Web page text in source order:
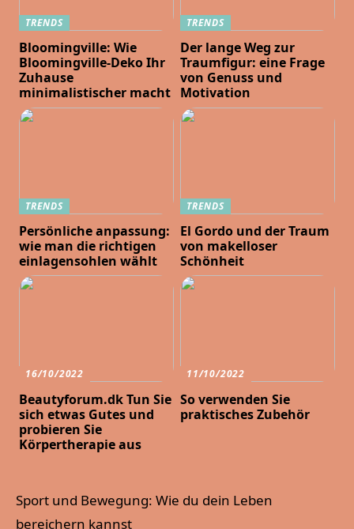
TRENDS
Bloomingville: Wie
Bloomingville-Deko Ihr
Zuhause
minimalistischer macht
TRENDS
Der lange Weg zur
Traumfigur: eine Frage
von Genuss und
Motivation
TRENDS
Persönliche anpassung:
wie man die richtigen
einlagensohlen wählt
TRENDS
El Gordo und der Traum
von makelloser
Schönheit
16/10/2022
Beautyforum.dk Tun Sie
sich etwas Gutes und
probieren Sie
Körpertherapie aus
11/10/2022
So verwenden Sie
praktisches Zubehör
Sport und Bewegung: Wie du dein Leben
bereichern kannst